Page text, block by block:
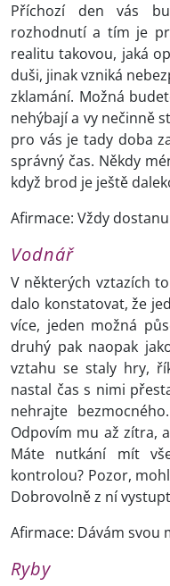
Příchozí den vás
rozhodnutí a tím je
realitu takovou, jaká
duši, jinak vzniká
zklamání. Možná
nehýbají a vy nečinně
pro vás je tady doba
správný čas. Někdy
když brod je ještě
Afirmace: Vždy
Vodnář
V některých vztazích
dalo konstatovat, že
více, jeden možná
druhý pak naopak
vztahu se staly hry,
nastal čas s nimi
nehrajte
Odpovím mu až zítra,
Máte nutkání mít
kontrolou? Pozor,
Dobrovolně z ní
Afirmace: Dávám svou
Ryby